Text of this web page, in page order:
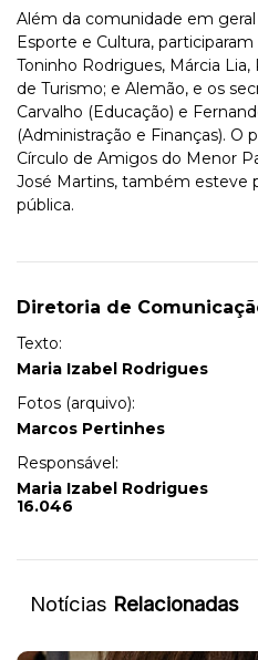
Além da comunidade em
Esporte e Cultura,
Toninho Rodrigues, Márcia
de Turismo; e Alemão, e os
Carvalho (Educação) e
(Administração e Finanças).
Círculo de Amigos do Menor
José Martins, também esteve
pública.
Diretoria de
Texto:
Maria Izabel Rodrigues
Fotos (arquivo):
Marcos Pertinhes
Responsável:
Maria Izabel Rodrigues
16.046
Notícias Relacionadas